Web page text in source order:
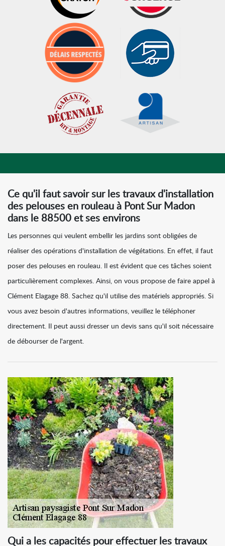
Ce qu'il faut savoir sur les travaux d'installation
des pelouses en rouleau à Pont Sur Madon
dans le 88500 et ses environs
Les personnes qui veulent embellir les jardins sont obligées de
réaliser des opérations d'installation de végétations. En effet, il faut
poser des pelouses en rouleau. Il est évident que ces tâches soient
particulièrement complexes. Ainsi, on vous propose de faire appel à
Clément Elagage 88. Sachez qu'il utilise des matériels appropriés. Si
vous avez besoin d'autres informations, veuillez le téléphoner
directement. Il peut aussi dresser un devis sans qu'il soit nécessaire
de débourser de l'argent.
Qui a les capacités pour effectuer les travaux